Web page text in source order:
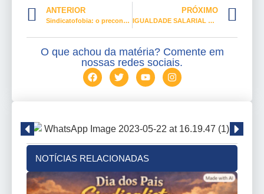
ANTERIOR
Sindicatofobia: o preconceito e os riscos aos direitos sociais e trabalhistas
PRÓXIMO
IGUALDADE SALARIAL Agora é lei: mulher vai ganhar igual ao homem
O que achou da matéria? Comente em
nossas redes sociais.
NOTÍCIAS RELACIONADAS